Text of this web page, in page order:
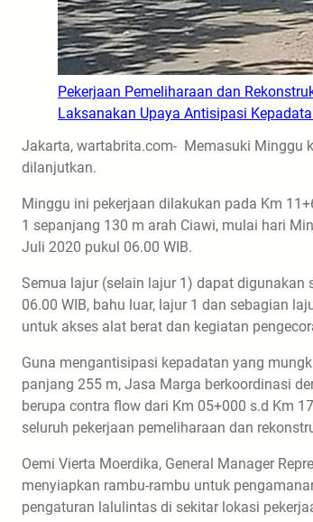
Pekerjaan Pemeliharaan dan
Laksanakan Upaya Antisipasi
Jakarta, wartabrita.com- Memasuki Minggu
dilanjutkan.
Minggu ini pekerjaan dilakukan pada Km
1 sepanjang 130 m arah Ciawi, mulai hari
Juli 2020 pukul 06.00 WIB.
Semua lajur (selain lajur 1) dapat digunakan
06.00 WIB, bahu luar, lajur 1 dan sebagian
untuk akses alat berat dan kegiatan
Guna mengantisipasi kepadatan yang
panjang 255 m, Jasa Marga berkoordinasi
berupa contra flow dari Km 05+000 s.d Km
seluruh pekerjaan pemeliharaan dan
Oemi Vierta Moerdika, General Manager
menyiapkan rambu-rambu untuk
pengaturan lalulintas di sekitar lokasi